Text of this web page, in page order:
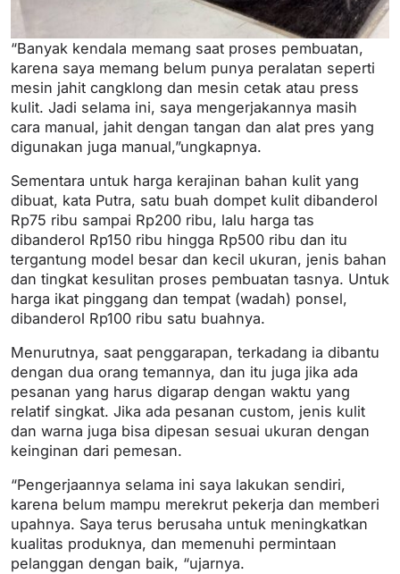
“Banyak kendala memang saat proses pembuatan,
karena saya memang belum punya peralatan seperti
mesin jahit cangklong dan mesin cetak atau press
kulit. Jadi selama ini, saya mengerjakannya masih
cara manual, jahit dengan tangan dan alat pres yang
digunakan juga manual,”ungkapnya.
Sementara untuk harga kerajinan bahan kulit yang
dibuat, kata Putra, satu buah dompet kulit dibanderol
Rp75 ribu sampai Rp200 ribu, lalu harga tas
dibanderol Rp150 ribu hingga Rp500 ribu dan itu
tergantung model besar dan kecil ukuran, jenis bahan
dan tingkat kesulitan proses pembuatan tasnya. Untuk
harga ikat pinggang dan tempat (wadah) ponsel,
dibanderol Rp100 ribu satu buahnya.
Menurutnya, saat penggarapan, terkadang ia dibantu
dengan dua orang temannya, dan itu juga jika ada
pesanan yang harus digarap dengan waktu yang
relatif singkat. Jika ada pesanan custom, jenis kulit
dan warna juga bisa dipesan sesuai ukuran dengan
keinginan dari pemesan.
“Pengerjaannya selama ini saya lakukan sendiri,
karena belum mampu merekrut pekerja dan memberi
upahnya. Saya terus berusaha untuk meningkatkan
kualitas produknya, dan memenuhi permintaan
pelanggan dengan baik, “ujarnya.